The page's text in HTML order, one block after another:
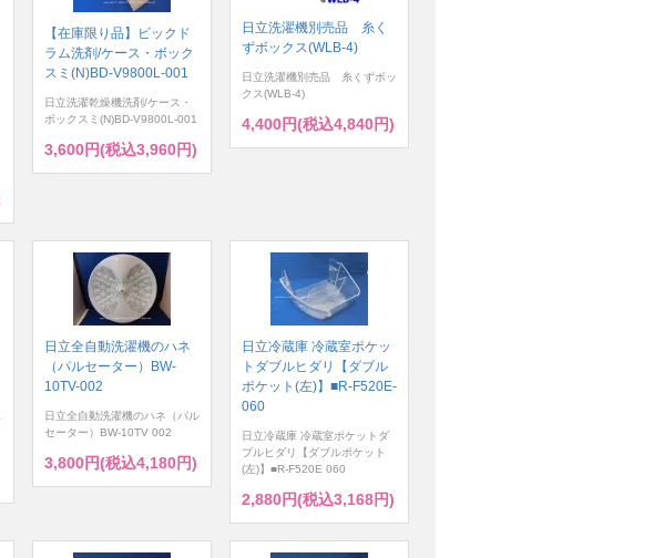
【在庫限り品】ビックド
ラム洗剤/ケース・ボック
スミ(N)BD-V9800L-001
日立洗濯乾燥機洗剤/ケース・
ボックスミ(N)BD-V9800L-001
3,600円(税込3,960円)
日立洗濯機別売品 糸く
ずボックス(WLB-4)
日立洗濯機別売品 糸くずボッ
クス(WLB-4)
4,400円(税込4,840円)
日立全自動洗濯機のハネ
（パルセーター）BW-
10TV-002
日立全自動洗濯機のハネ（パル
セーター）BW-10TV 002
3,800円(税込4,180円)
日立冷蔵庫 冷蔵室ポケッ
トダブルヒダリ【ダブル
ポケット(左)】■R-F520E-
060
日立冷蔵庫 冷蔵室ポケットダ
ブルヒダリ【ダブルポケット
(左)】■R-F520E 060
2,880円(税込3,168円)